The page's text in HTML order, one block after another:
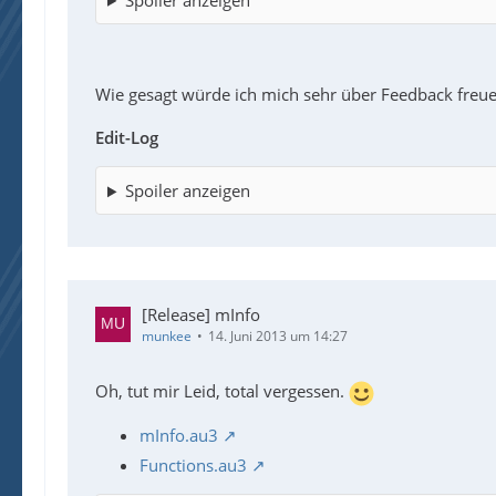
Wie gesagt würde ich mich sehr über Feedback
Edit-Log
Spoiler anzeigen
[Release] mInfo
munkee 14. Juni 2013 um 14:27
Oh, tut mir Leid, total vergessen.
mInfo.au3
Functions.au3